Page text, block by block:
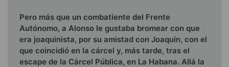
Pero más que un combatiente del Frente
Autónomo, a Alonso le gustaba bromear con que
era joaquinista, por su amistad con Joaquín, con el
que coincidió en la cárcel y, más tarde, tras el
escape de la Cárcel Pública, en La Habana. Allá la